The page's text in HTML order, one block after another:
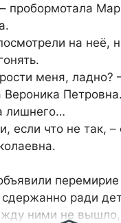
пробормотала
на неё,
меня, ладно?
Вероника
лишнего…
если что не так, –
перемирие
сдержанно ради
ними не вышло,